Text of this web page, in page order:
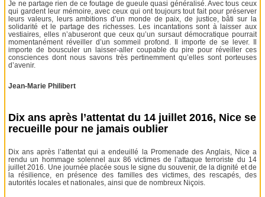
Je ne partage rien de ce foutage de gueule quasi généralisé. Avec tous ceux
qui gardent leur mémoire, avec ceux qui ont toujours tout fait pour préserver
leurs valeurs, leurs ambitions d’un monde de paix, de justice, bâti sur la
solidarité et le partage des richesses. Les incantations sont à laisser aux
vestiaires, elles n’abuseront que ceux qu’un sursaut démocratique pourrait
momentanément réveiller d’un sommeil profond. Il importe de se lever. Il
importe de bousculer un laisser-aller coupable du pire pour réveiller ces
consciences dont nous savons très pertinemment qu’elles sont porteuses
d’avenir.
Jean-Marie Philibert
Dix ans après l’attentat du 14 juillet 2016, Nice se
recueille pour ne jamais oublier
Dix ans après l’attentat qui a endeuillé la Promenade des Anglais, Nice a
rendu un hommage solennel aux 86 victimes de l’attaque terroriste du 14
juillet 2016. Une journée placée sous le signe du souvenir, de la dignité et de
la résilience, en présence des familles des victimes, des rescapés, des
autorités locales et nationales, ainsi que de nombreux Niçois.